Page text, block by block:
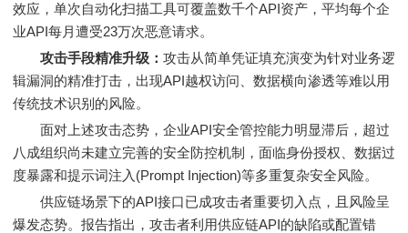
效应，单次自动化扫描工具可覆盖数千个API资产，平均每个企
业API每月遭受23万次恶意请求。
攻击手段精准升级： 攻击从简单凭证填充演变为针对业务逻
辑漏洞的精准打击，出现API越权访问、数据横向渗透等难以用
传统技术识别的风险。
面对上述攻击态势，企业API安全管控能力明显滞后，超过
八成组织尚未建立完善的安全防控机制，面临身份授权、数据过
度暴露和提示词注入(Prompt Injection)等多重复杂安全风险。
供应链场景下的API接口已成攻击者重要切入点，且风险呈
爆发态势。报告指出，攻击者利用供应链API的缺陷或配置错